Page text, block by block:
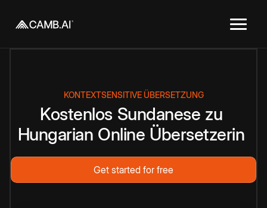
KONTEXTSENSITIVE ÜBERSETZUNG
Kostenlos Sundanese zu
Hungarian Online Übersetzerin
Get started for free